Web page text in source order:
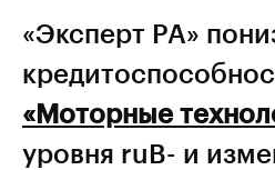
«Эксперт РА»
«Моторные
уровня ruB- и